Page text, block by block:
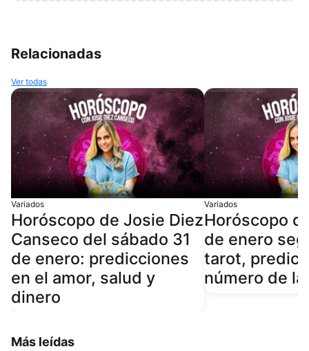
Relacionadas
Ver todas
Variados
Horóscopo de Josie Diez
Canseco del sábado 31
de enero: predicciones
en el amor, salud y
dinero
Variados
Horóscopo
de enero
tarot,
número de
Más leídas